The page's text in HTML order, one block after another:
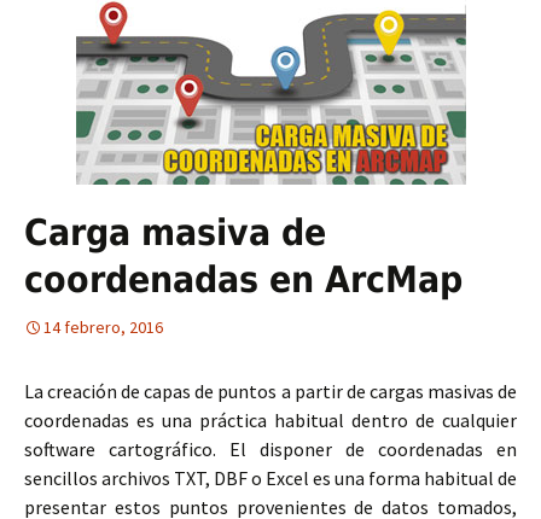
Carga masiva de
coordenadas en ArcMap
14 febrero, 2016
La creación de capas de puntos a partir de cargas masivas de
coordenadas es una práctica habitual dentro de cualquier
software cartográfico. El disponer de coordenadas en
sencillos archivos TXT, DBF o Excel es una forma habitual de
presentar estos puntos provenientes de datos tomados,